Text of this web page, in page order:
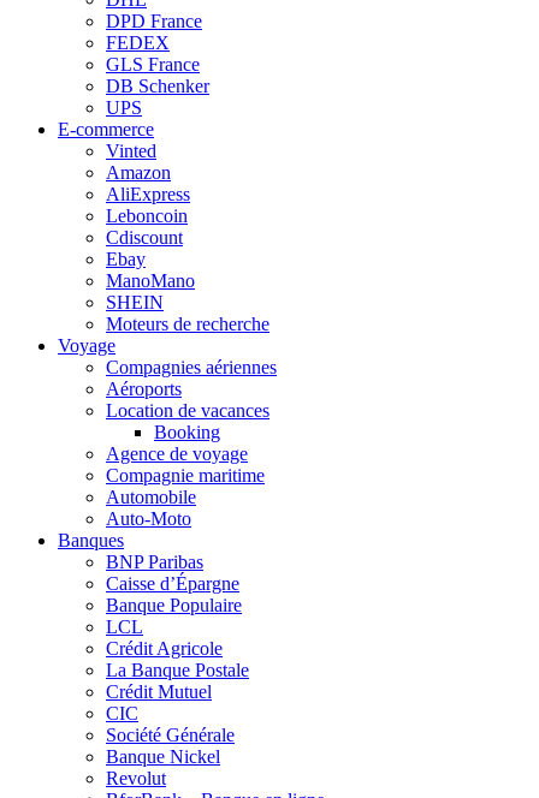
DPD France
FEDEX
GLS France
DB Schenker
UPS
E-commerce
Vinted
Amazon
AliExpress
Leboncoin
Cdiscount
Ebay
ManoMano
SHEIN
Moteurs de recherche
Voyage
Compagnies aériennes
Aéroports
Location de vacances
Booking
Agence de voyage
Compagnie maritime
Automobile
Auto-Moto
Banques
BNP Paribas
Caisse d’Épargne
Banque Populaire
LCL
Crédit Agricole
La Banque Postale
Crédit Mutuel
CIC
Société Générale
Banque Nickel
Revolut